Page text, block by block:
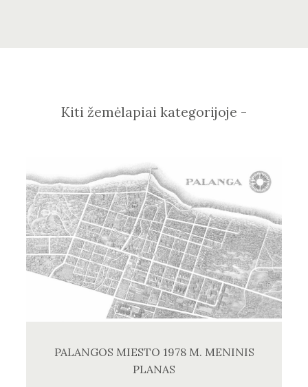
Kiti žemėlapiai kategorijoje -
PALANGOS MIESTO 1978 M. MENINIS
PLANAS